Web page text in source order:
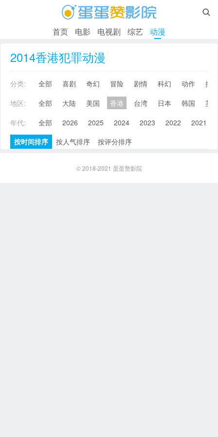

首页 电影 电视剧 综艺 动漫
2014香港犯罪动漫
分类: 全部 喜剧 奇幻 冒险 剧情 科幻 动作
搞
地区:
全部 大陆 美国 香港 台湾 日本 韩国
英
年代:
全部 2026 2025 2024 2023 2022 2021
按时间排序
按人气排序 按评分排序
© 2018-2021 蛋蛋赞影院